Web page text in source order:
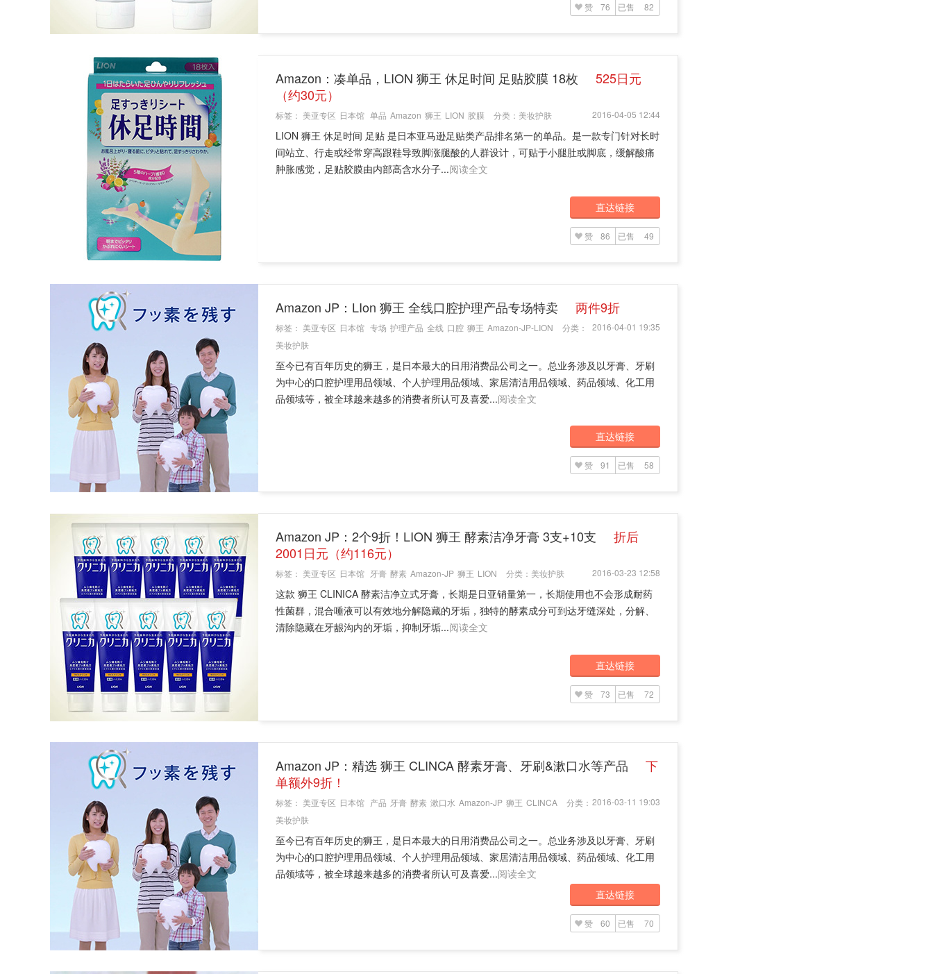
赞 76 已售 82
Amazon：凑单品，LION 狮王 休足时间 足贴胶膜 18枚
525日元
（约30元）
2016-04-05 12:44
标签： 美亚专区 日本馆 单品 Amazon 狮王 LION 胶膜 分类： 美妆护肤
LION 狮王 休足时间 足贴 是日本亚马逊足贴类产品排名第一的单品。是一款专门针对长时
间站立、行走或经常穿高跟鞋导致脚涨腿酸的人群设计，可贴于小腿肚或脚底，缓解酸痛
肿胀感觉，足贴胶膜由内部高含水分子...阅读全文
直达链接
赞 86 已售 49
Amazon JP：LIon 狮王 全线口腔护理产品专场特卖 两件9折
2016-04-01 19:35
标签： 美亚专区 日本馆 专场 护理产品 全线 口腔 狮王 Amazon-JP-LION
分类：
美妆护肤
至今已有百年历史的狮王，是日本最大的日用消费品公司之一。总业务涉及以牙膏、牙刷
为中心的口腔护理用品领域、个人护理用品领域、家居清洁用品领域、药品领域、化工用
品领域等，被全球越来越多的消费者所认可及喜爱...阅读全文
直达链接
赞 91 已售 58
Amazon JP：2个9折！LION 狮王 酵素洁净牙膏 3支+10支
折后
2001日元（约116元）
2016-03-23 12:58
标签： 美亚专区 日本馆 牙膏 酵素 Amazon-JP 狮王 LION 分类： 美妆护肤
这款 狮王 CLINICA 酵素洁净立式牙膏，长期是日亚销量第一，长期使用也不会形成耐药
性菌群，混合唾液可以有效地分解隐藏的牙垢，独特的酵素成分可到达牙缝深处，分解、
清除隐藏在牙龈沟内的牙垢，抑制牙垢...阅读全文
直达链接
赞 73 已售 72
Amazon JP：精选 狮王 CLINCA 酵素牙膏、牙刷&漱口水等产品
下
单额外9折！
2016-03-11 19:03
标签： 美亚专区 日本馆 产品 牙膏 酵素 漱口水 Amazon-JP 狮王 CLINCA
分类：
美妆护肤
至今已有百年历史的狮王，是日本最大的日用消费品公司之一。总业务涉及以牙膏、牙刷
为中心的口腔护理用品领域、个人护理用品领域、家居清洁用品领域、药品领域、化工用
品领域等，被全球越来越多的消费者所认可及喜爱...阅读全文
直达链接
赞 60 已售 70